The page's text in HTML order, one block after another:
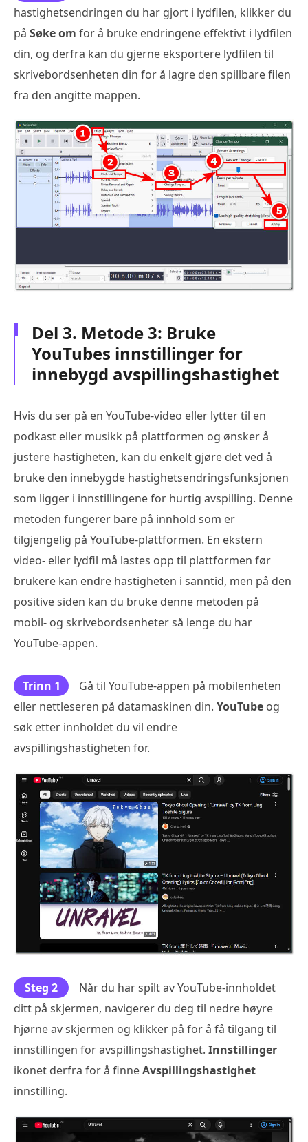
hastighetsendringen du har gjort i lydfilen, klikker du
på Søke om for å bruke endringene effektivt i lydfilen
din, og derfra kan du gjerne eksportere lydfilen til
skrivebordsenheten din for å lagre den spillbare filen
fra den angitte mappen.
Del 3. Metode 3: Bruke
YouTubes innstillinger for
innebygd avspillingshastighet
Hvis du ser på en YouTube-video eller lytter til en
podkast eller musikk på plattformen og ønsker å
justere hastigheten, kan du enkelt gjøre det ved å
bruke den innebygde hastighetsendringsfunksjonen
som ligger i innstillingene for hurtig avspilling. Denne
metoden fungerer bare på innhold som er
tilgjengelig på YouTube-plattformen. En ekstern
video- eller lydfil må lastes opp til plattformen før
brukere kan endre hastigheten i sanntid, men på den
positive siden kan du bruke denne metoden på
mobil- og skrivebordsenheter så lenge du har
YouTube-appen.
Trinn 1
Gå til YouTube-appen på mobilenheten
eller nettleseren på datamaskinen din. YouTube og
søk etter innholdet du vil endre
avspillingshastigheten for.
Steg 2
Når du har spilt av YouTube-innholdet
ditt på skjermen, navigerer du deg til nedre høyre
hjørne av skjermen og klikker på for å få tilgang til
innstillingen for avspillingshastighet. Innstillinger
ikonet derfra for å finneAvspillingshastighet
innstilling.